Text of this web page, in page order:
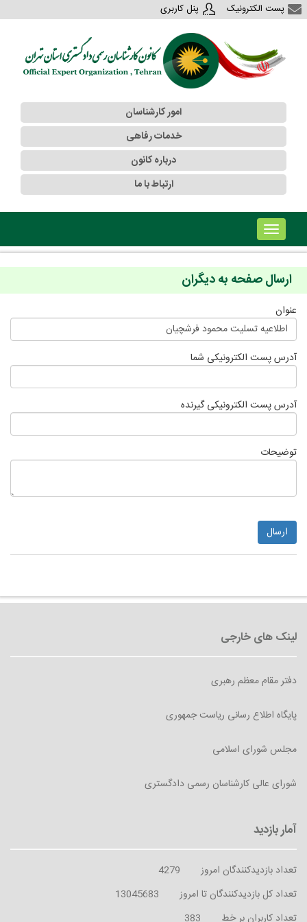
پست الکترونیک پنل کاربری
امور کارشناسان
خدمات رفاهی
درباره کانون
ارتباط با ما
!!!b۱!!!
ارسال صفحه به دیگران
عنوان
اطلاعیه تسلیت محمود فرشچیان
آدرس پست الکترونیکی شما
آدرس پست الکترونیکی گیرنده
توضیحات
دفتر مقام معظم رهبری
پایگاه اطلاع رسانی ریاست جمهوری
مجلس شورای اسلامی
شورای عالی کارشناسان رسمی دادگستری
تعداد بازدیدکنندگان امروز
4279
تعداد کل بازدیدکنندگان تا امروز
13045683